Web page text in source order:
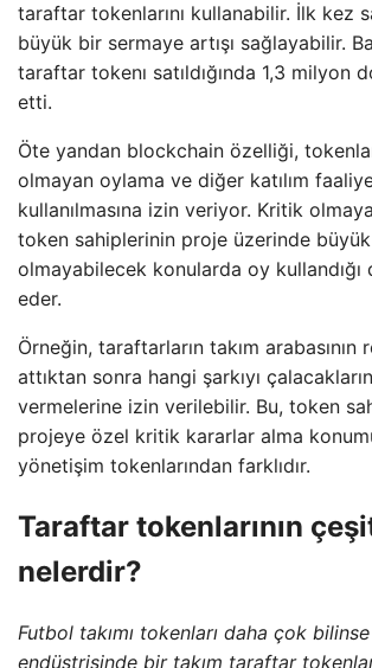
taraftar tokenlarını kullanabilir. İlk kez
büyük bir sermaye artışı sağlayabilir.
taraftar tokenı satıldığında 1,3 milyon
etti.
Öte yandan blockchain özelliği,
olmayan oylama ve diğer katılım
kullanılmasına izin veriyor. Kritik
token sahiplerinin proje üzerinde
olmayabilecek konularda oy kullandığı
eder.
Örneğin, taraftarların takım
attıktan sonra hangi şarkıyı
vermelerine izin verilebilir. Bu, token
projeye özel kritik kararlar alma
yönetişim tokenlarından farklıdır.
Taraftar tokenlarının
nelerdir?
Futbol takımı tokenları daha çok
endüstrisinde bir takım taraftar